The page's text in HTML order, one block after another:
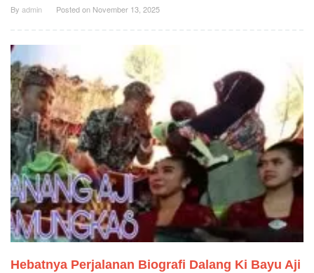
By admin Posted on November 13, 2025
Hebatnya Perjalanan Biografi Dalang Ki Bayu Aji